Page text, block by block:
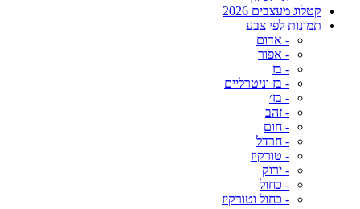
קטלוג מעצבים 2026
תמונות לפי צבע
- אדום
- אפור
- בז
- בז וניטרליים
- בז׳
- זהב
- חום
- חרדל
- טורקיז
- ירוק
- כחול
- כחול וטורקיז